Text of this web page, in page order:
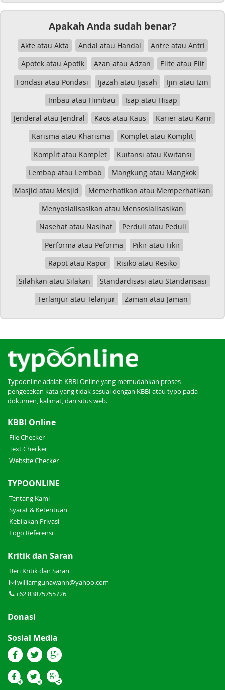
Apakah Anda sudah benar?
Akte atau Akta Andal atau Handal
Antre atau Antri
Apotek atau Apotik
Azan atau Adzan
Elite atau Elit
Fondasi atau Pondasi
Ijazah atau Ijasah
Ijin atau Izin
Imbau atau Himbau
Isap atau Hisap
Jenderal atau Jendral
Kaos atau Kaus
Karier atau Karir
Karisma atau Kharisma
Komplet atau Komplit
Komplit atau Komplet
Kuitansi atau Kwitansi
Lembap atau Lembab
Mangkung atau Mangkok
Masjid atau Mesjid
Memerhatikan atau Memperhatikan
Menyosialisasikan atau Mensosialisasikan
Nasehat atau Nasihat
Perduli atau Peduli
Performa atau Peforma
Pikir atau Fikir
Rapot atau Rapor
Risiko atau Resiko
Silahkan atau Silakan
Standardisasi atau Standarisasi
Terlanjur atau Telanjur
Zaman atau Jaman
Typoonline adalah KBBI Online yang memudahkan proses
pengecekan kata yang tidak sesuai dengan KBBI atau typo pada
dokumen, kalimat, dan situs web.
KBBI Online
File Checker
Text Checker
Website Checker
TYPOONLINE
Tentang Kami
Syarat & Ketentuan
Kebijakan Privasi
Logo Referensi
Kritik dan Saran
Beri Kritik dan Saran
williamgunawann@yahoo.com
+62 83875755726
Donasi
Sosial Media